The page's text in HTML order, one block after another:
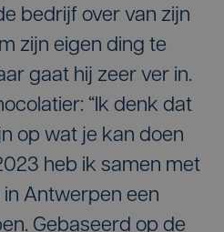
bedrijf over van zijn
zijn eigen ding te
gaat hij zeer ver in.
“Ik denk dat
op wat je kan doen
heb ik samen met
Antwerpen een
Gebaseerd op de